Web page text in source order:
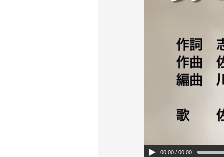
00:00 / 00:00